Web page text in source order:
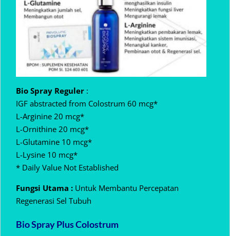
Bio Spray Reguler :
IGF abstracted from Colostrum 60 mcg*
L-Arginine 20 mcg*
L-Ornithine 20 mcg*
L-Glutamine 10 mcg*
L-Lysine 10 mcg*
* Daily Value Not Established
Fungsi Utama : Untuk Membantu Percepatan
Regenerasi Sel Tubuh
Bio Spray Plus Colostrum